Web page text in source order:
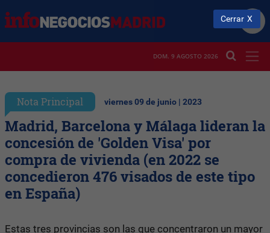
DOM. 9 AGOSTO 2026
Nota Principal viernes 09 de junio | 2023
Madrid, Barcelona y Málaga lideran la
concesión de 'Golden Visa' por
compra de vivienda (en 2022 se
concedieron 476 visados de este tipo
en España)
Estas tres provincias son las que concentraron un mayor
Cerrar